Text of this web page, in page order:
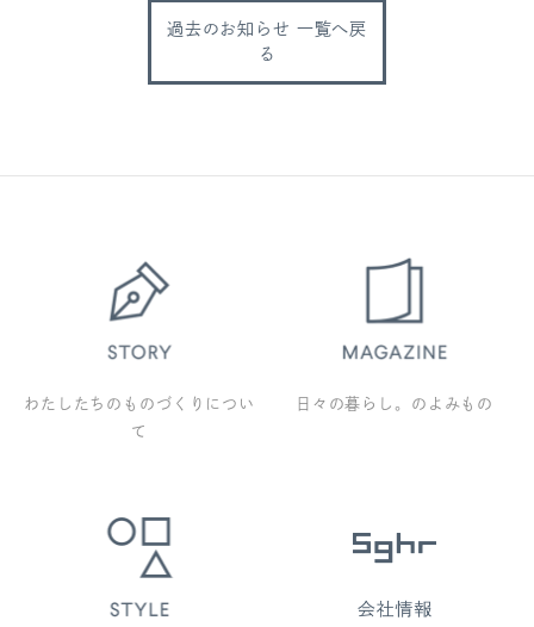
過去のお知らせ 一覧へ戻
る
わたしたちのものづくりについ
て
日々の暮らし。のよみもの